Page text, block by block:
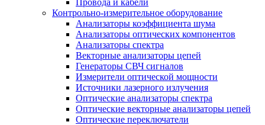
Провода и кабели
Контрольно-измерительное оборудование
Анализаторы коэффициента шума
Анализаторы оптических компонентов
Анализаторы спектра
Векторные анализаторы цепей
Генераторы СВЧ сигналов
Измерители оптической мощности
Источники лазерного излучения
Оптические анализаторы спектра
Оптические векторные анализаторы цепей
Оптические переключатели